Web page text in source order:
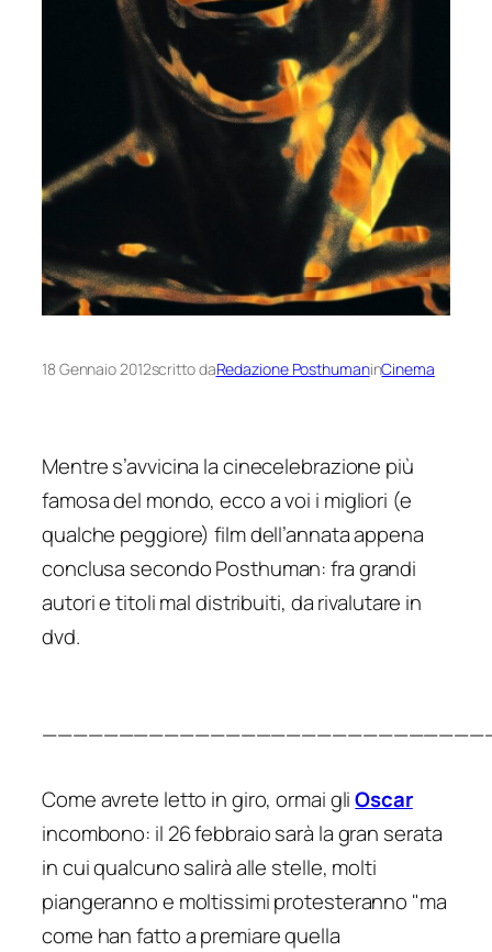
18 Gennaio 2012scritto daRedazione PosthumaninCinema
Mentre s’avvicina la cinecelebrazione più
famosa del mondo, ecco a voi i migliori (e
qualche peggiore) film dell’annata appena
conclusa secondo Posthuman: fra grandi
autori e titoli mal distribuiti, da rivalutare in
dvd.
Come avrete letto in giro, ormai gliOscar
incombono: il 26 febbraio sarà la gran serata
in cui qualcuno salirà alle stelle, molti
piangeranno e moltissimi protesteranno "ma
come han fatto a premiare quella